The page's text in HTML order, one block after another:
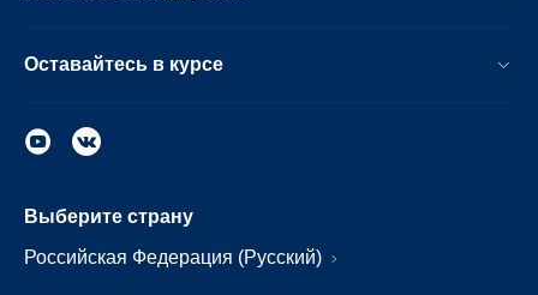
Оставайтесь в курсе
Выберите страну
Российская Федерация (Русский)